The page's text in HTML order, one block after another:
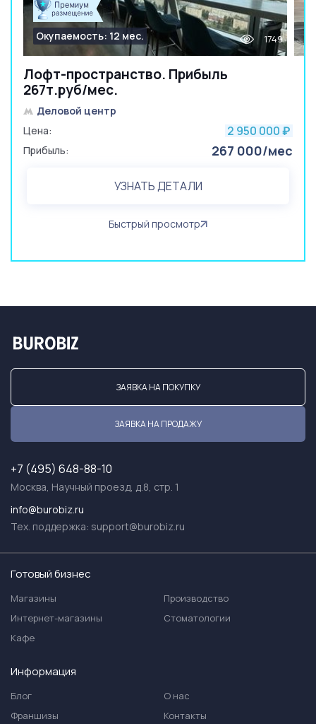
Лофт-пространство. Прибыль
267т.руб/мес.
Окупаемость: 12 мес. 1749
Деловой центр
Цена:
2 950 000 ₽
Прибыль: 267 000/мес
УЗНАТЬ ДЕТАЛИ
Быстрый просмотр
ЗАЯВКА НА ПОКУПКУ
ЗАЯВКА НА ПРОДАЖУ
+7 (495) 648-88-10
Москва, Научный проезд, д.8, стр. 1
info@burobiz.ru
Тех. поддержка: support@burobiz.ru
Готовый бизнес
Магазины
Интернет-магазины
Кафе
Производство
Стоматологии
Информация
Блог
Франшизы
О нас
Контакты